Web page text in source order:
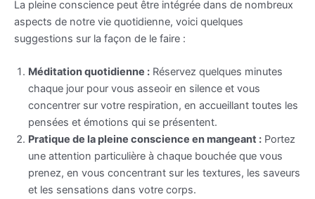
La pleine conscience peut être intégrée dans de nombreux
aspects de notre vie quotidienne, voici quelques
suggestions sur la façon de le faire :
Méditation quotidienne : Réservez quelques minutes
chaque jour pour vous asseoir en silence et vous
concentrer sur votre respiration, en accueillant toutes les
pensées et émotions qui se présentent.
Pratique de la pleine conscience en mangeant : Portez
une attention particulière à chaque bouchée que vous
prenez, en vous concentrant sur les textures, les saveurs
et les sensations dans votre corps.